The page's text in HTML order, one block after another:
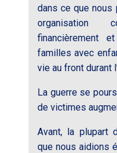
dans ce que nous
organisation
financièrement
familles avec
vie au front durant
La guerre se
de victimes
Avant, la plupart
que nous aidions